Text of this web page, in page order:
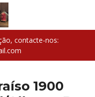
contacte-nos:
1900